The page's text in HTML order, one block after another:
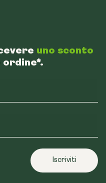
uno sconto
Iscriviti